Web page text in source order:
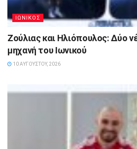
ΙΩΝΙΚΟΣ
Ζούλιας και Ηλιόπουλος: Δύο
μηχανή του Ιωνικού
10 ΑΥΓΟΎΣΤΟΥ, 2026